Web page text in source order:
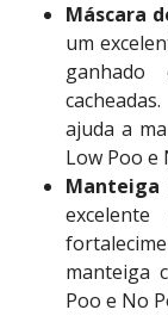
Máscara
um
ajuda a
Low Poo e
Manteiga
manteiga
Poo e No